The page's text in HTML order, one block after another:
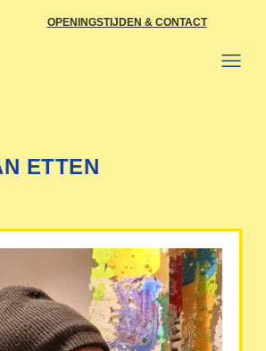
OPENINGSTIJDEN & CONTACT
ETTEN